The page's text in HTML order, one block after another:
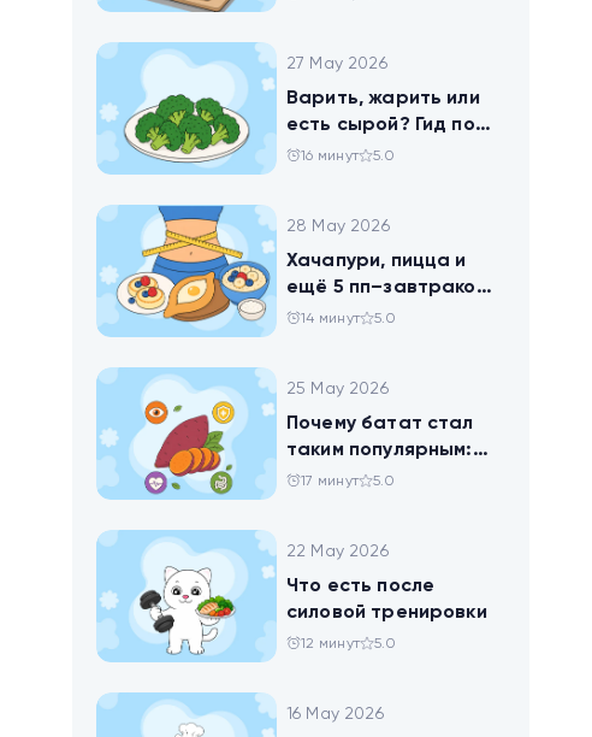
27 May 2026
Варить, жарить или
есть сырой? Гид по
брокколи
16 минут 5.0
28 May 2026
Хачапури, пицца и
ещё 5 пп–завтраков,
чтобы набрать
14 минут 5.0
25 May 2026
Почему батат стал
таким популярным:
всё о пользе
17 минут 5.0
22 May 2026
Что есть после
силовой тренировки
12 минут 5.0
16 May 2026